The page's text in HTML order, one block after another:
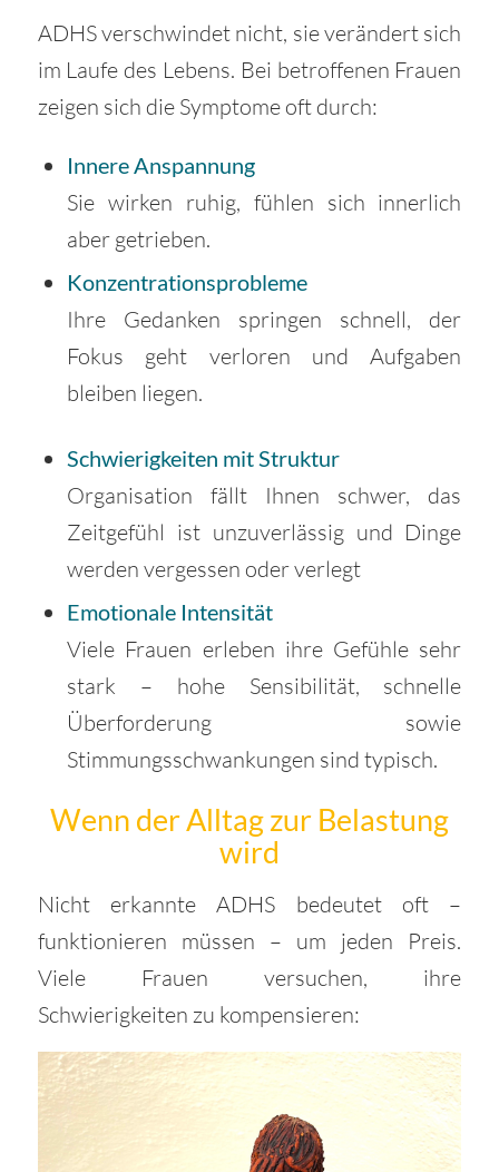
ADHS verschwindet nicht, sie verändert sich
im Laufe des Lebens. Bei betroffenen Frauen
zeigen sich die Symptome oft durch:
Innere Anspannung
Sie wirken ruhig, fühlen sich innerlich
aber getrieben.
Konzentrationsprobleme
Ihre Gedanken springen schnell, der
Fokus geht verloren und Aufgaben
bleiben liegen.
Schwierigkeiten mit Struktur
Organisation fällt Ihnen schwer, das
Zeitgefühl ist unzuverlässig und Dinge
werden vergessen oder verlegt
Emotionale Intensität
Viele Frauen erleben ihre Gefühle sehr
stark – hohe Sensibilität, schnelle
Überforderung sowie
Stimmungsschwankungen sind typisch.
Wenn der Alltag zur Belastung
wird
Nicht erkannte ADHS bedeutet oft –
funktionieren müssen – um jeden Preis.
Viele Frauen versuchen, ihre
Schwierigkeiten zu kompensieren: